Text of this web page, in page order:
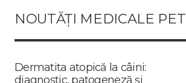
NOUTĂȚI MEDICALE PET
Dermatita atopică la câini:
diagnostic, patogeneză și